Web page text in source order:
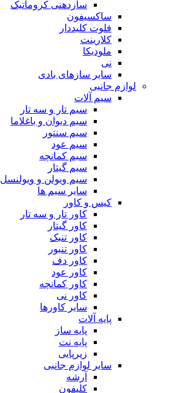
سازدهنی کروماتیک
ساکسیفون
فلوت کلیددار
کلارینت
ملودیکا
نی
سایر سازهای بادی
لوازم جانبی
سیم آلات
سیم تار و سه تار
سیم دیوان و باغلاما
سیم سنتور
سیم عود
سیم کمانچه
سیم گیتار
سیم ویولن و ویولنسل
سایر سیم ها
کیس و کاور
کاور تار و سه تار
کاور گیتار
کاور تنبک
کاور تنبور
کاور دف
کاور عود
کاور کمانچه
کاور نی
سایر کاورها
پایه آلات
پایه ساز
پایه نت
زیرپایی
سایر لوازم جانبی
آرشه
کلیفون